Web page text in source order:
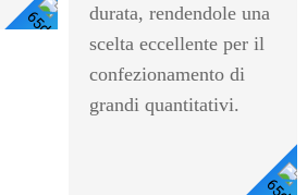
Visualizza
I Dettagli
durata, rendendole una
scelta eccellente per il
confezionamento di
grandi quantitativi.